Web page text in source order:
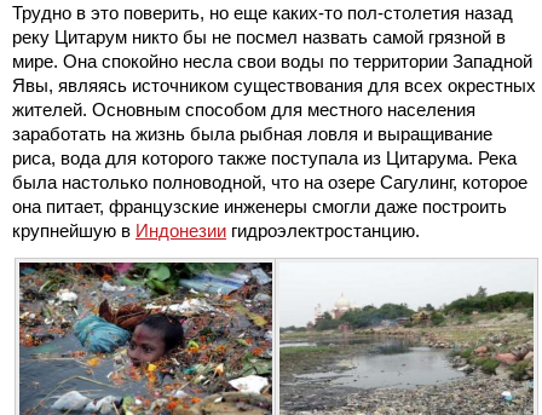
Трудно в это поверить, но еще каких-то пол-столетия назад
реку Цитарум никто бы не посмел назвать самой грязной в
мире. Она спокойно несла свои воды по территории Западной
Явы, являясь источником существования для всех окрестных
жителей. Основным способом для местного населения
заработать на жизнь была рыбная ловля и выращивание
риса, вода для которого также поступала из Цитарума. Река
была настолько полноводной, что на озере Сагулинг, которое
она питает, французские инженеры смогли даже построить
крупнейшую в Индонезии гидроэлектростанцию.